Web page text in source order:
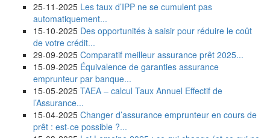
25-11-2025 Les taux d’IPP ne se cumulent pas
automatiquement...
15-10-2025 Des opportunités à saisir pour réduire le coût
de votre crédit...
29-09-2025 Comparatif meilleur assurance prêt 2025...
15-09-2025 Équivalence de garanties assurance
emprunteur par banque...
15-05-2025 TAEA – calcul Taux Annuel Effectif de
l’Assurance...
15-04-2025 Changer d’assurance emprunteur en cours de
prêt : est-ce possible ?...